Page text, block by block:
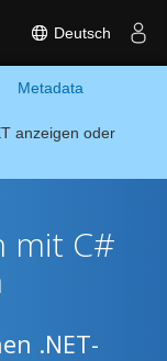
Deutsch
Metadata
anzeigen oder
mit C#
.NET-